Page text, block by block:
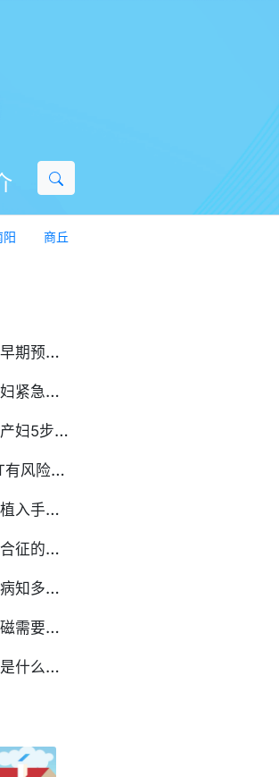
阳
商丘
吴
连俊：乳腺癌的早期预警信号与筛查方法
黄
丽佳：抗凝药产妇紧急剖宫产，椎管内麻醉的‘停药时间窗’解密
黄
丽佳：肥胖高危产妇5步破解‘看不见的椎间隙’
马
建辉：儿童做CT有风险吗？家长必知的儿科CT检查常识
楚
飞云：冠脉支架植入手术后的临床护理要点有哪些
林
丽丽：更年期综合征的调理：如何平稳度过更年期
车
晓晴：遗传性疾病知多少？儿童常见遗传病的类型与症状
董
丽娜：儿童做核磁需要镇静剂？家长关心的问题全解答
娄
纪刚：骶椎隐裂是什么？需要治疗吗？